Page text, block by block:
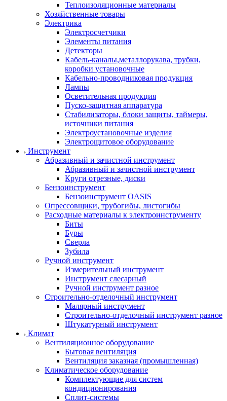
Теплоизоляционные материалы
Хозяйственные товары
Электрика
Электросчетчики
Элементы питания
Детекторы
Кабель-каналы,металлорукава, трубки,
коробки установочные
Кабельно-проводниковая продукция
Лампы
Осветительная продукция
Пуско-защитная аппаратура
Стабилизаторы, блоки защиты, таймеры,
источники питания
Электроустановочные изделия
Электрощитовое оборудование
Инструмент
Абразивный и зачистной инструмент
Абразивный и зачистной инструмент
Круги отрезные, диски
Бензоинструмент
Бензоинструмент OASIS
Опрессовщики, трубогибы, листогибы
Расходные материалы к электроинструменту
Биты
Буры
Сверла
Зубила
Ручной инструмент
Измерительный инструмент
Инструмент слесарный
Ручной инструмент разное
Строительно-отделочный инструмент
Малярный инструмент
Строительно-отделочный инструмент разное
Штукатурный инструмент
Климат
Вентиляционное оборудование
Бытовая вентиляция
Вентиляция заказная (промышленная)
Климатическое оборудование
Комплектующие для систем
кондиционирования
Сплит-системы